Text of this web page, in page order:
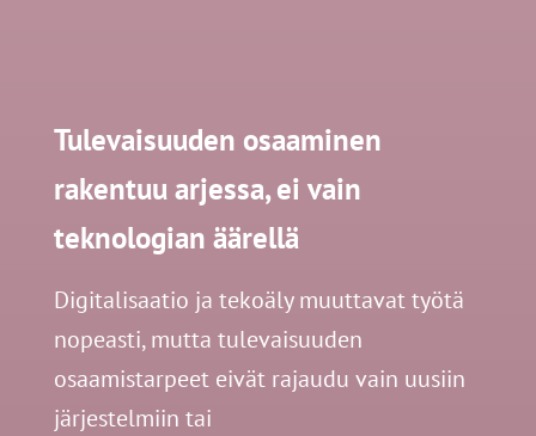
Tulevaisuuden osaaminen
rakentuu arjessa, ei vain
teknologian äärellä
Digitalisaatio ja tekoäly muuttavat työtä
nopeasti, mutta tulevaisuuden
osaamistarpeet eivät rajaudu vain uusiin
järjestelmiin tai